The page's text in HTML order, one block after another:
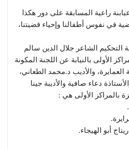
راعية المسابقة على دور هكذا
في نفوس أطفالنا وإحياء قضيتنا،
التحكيم الشاعر جلال الدين سالم
الأولى بالنيابة عن اللجنة المكونة
العمايرة، والأديب د.محمد الطعاني،
دعاء صافية والأديبة جينا
بالمراكز الأولى هي :